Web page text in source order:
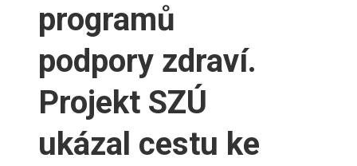
programů
podpory zdraví.
Projekt SZÚ
ukázal cestu ke